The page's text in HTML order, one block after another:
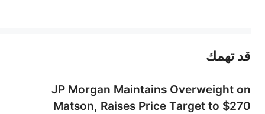
عند الضرورة، يرجى استشارة مستشار استثمار محترف. لا تقدم منصة سهم أي مشورة استثمارية، ولا تقدم أي التزامات أو ضمانات.
قد تهمك
JP Morgan Maintains Overweight on
Matson, Raises Price Target to $270